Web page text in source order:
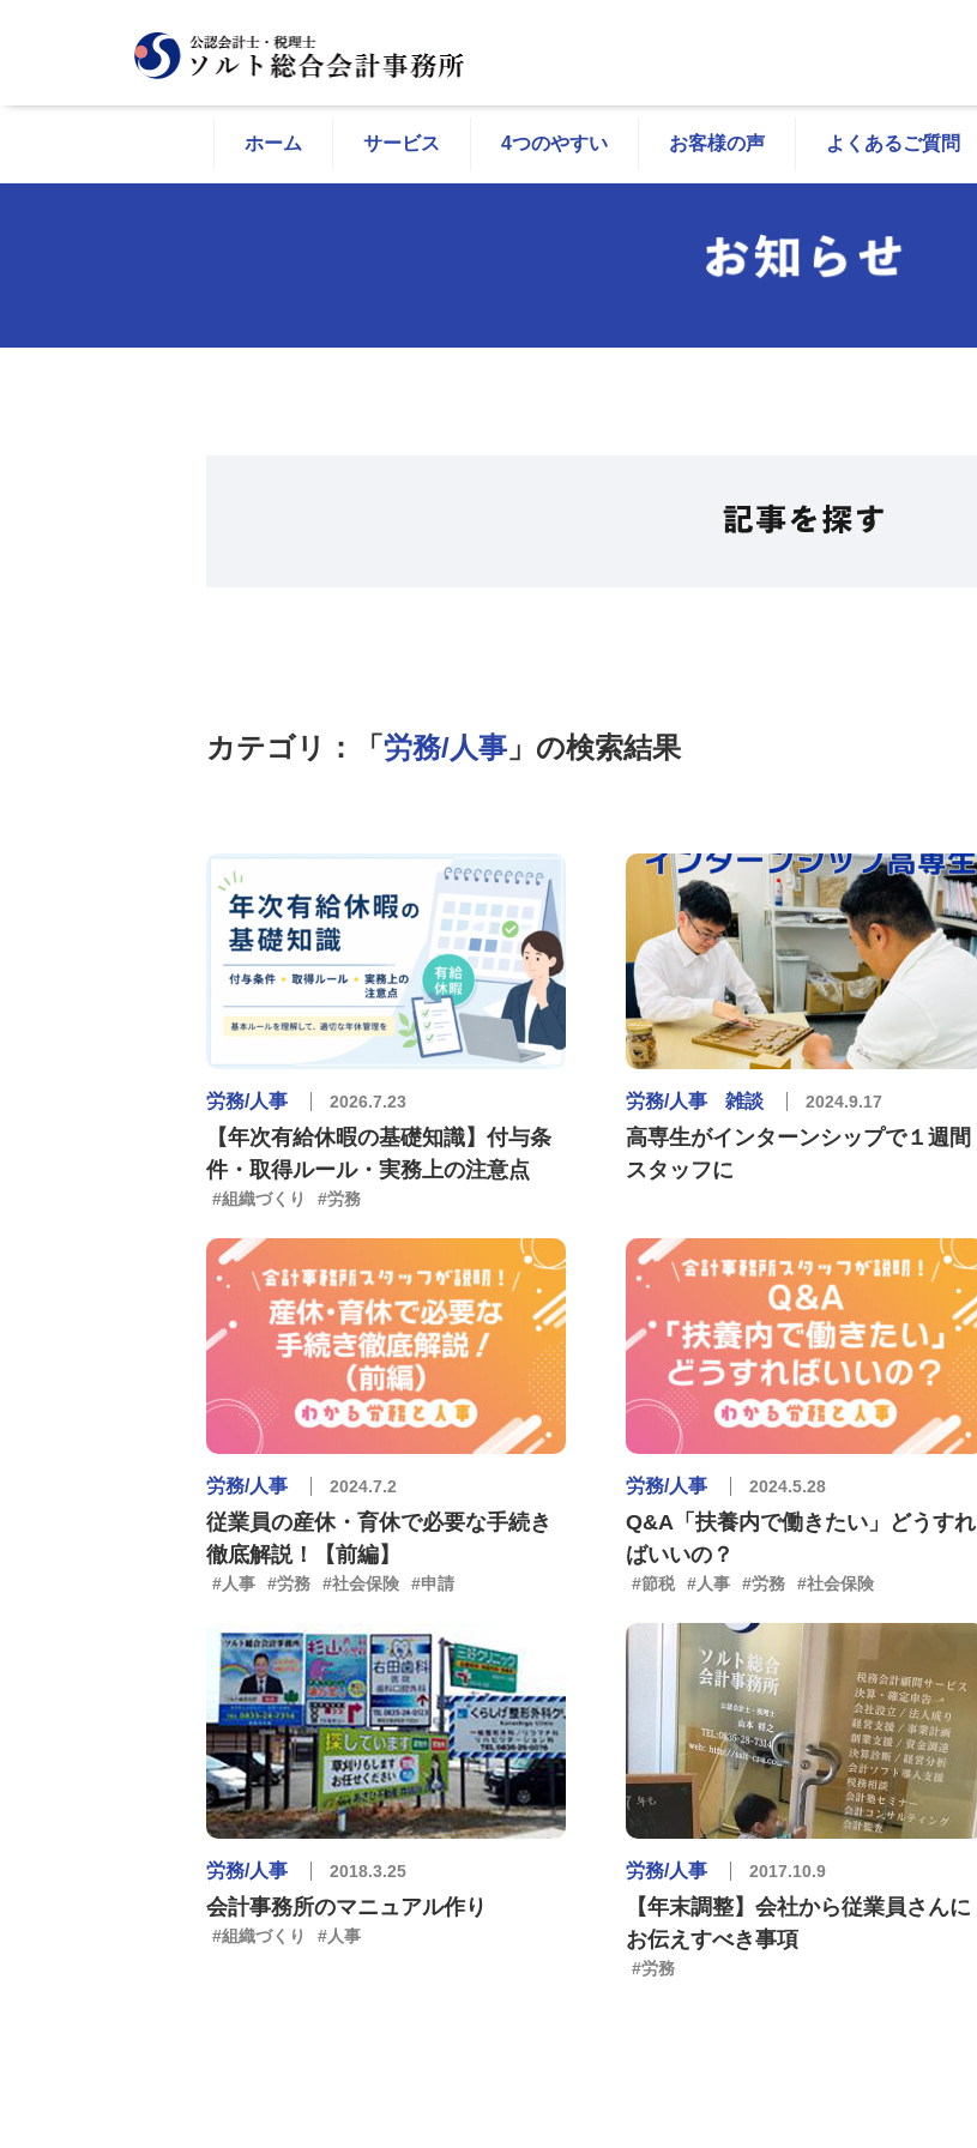
ホーム サービス 4つのやすい お客様の声 よくあるご質問
カテゴリ：「 労務/人事 」の検索結果
労務/人事 2026.7.23
【年次有給休暇の基礎知識】付与条
件・取得ルール・実務上の注意点
#組織づくり #労務
労務/人事 雑談 2024.9.17
高専生がインターンシップで１週間
スタッフに
労務/人事 2024.7.2
従業員の産休・育休で必要な手続き
徹底解説！【前編】
#人事 #労務 #社会保険 #申請
労務/人事 2024.5.28
Q&A「扶養内で働きたい」どうすれ
ばいいの？
#節税 #人事 #労務 #社会保険
労務/人事 2018.3.25
会計事務所のマニュアル作り
#組織づくり #人事
労務/人事 2017.10.9
【年末調整】会社から従業員さんに
お伝えすべき事項
#労務